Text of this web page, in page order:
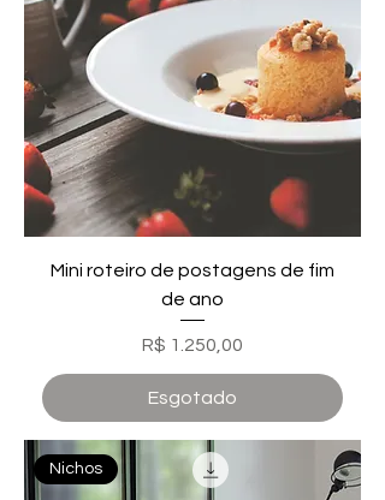
Mini roteiro de postagens de fim
de ano
Preço
R$ 1.250,00
Esgotado
Nichos